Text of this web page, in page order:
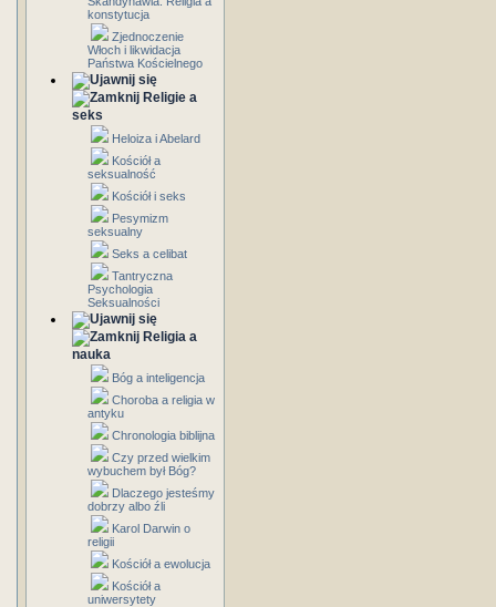
konstytucja
Zjednoczenie
Włoch i likwidacja
Państwa Kościelnego
Religie a
seks
Heloiza i Abelard
Kościół a
seksualność
Kościół i seks
Pesymizm
seksualny
Seks a celibat
Tantryczna
Psychologia
Seksualności
Religia a
nauka
Bóg a inteligencja
Choroba a religia w
antyku
Chronologia biblijna
Czy przed wielkim
wybuchem był Bóg?
Dlaczego jesteśmy
dobrzy albo źli
Karol Darwin o
religii
Kościół a ewolucja
Kościół a
uniwersytety